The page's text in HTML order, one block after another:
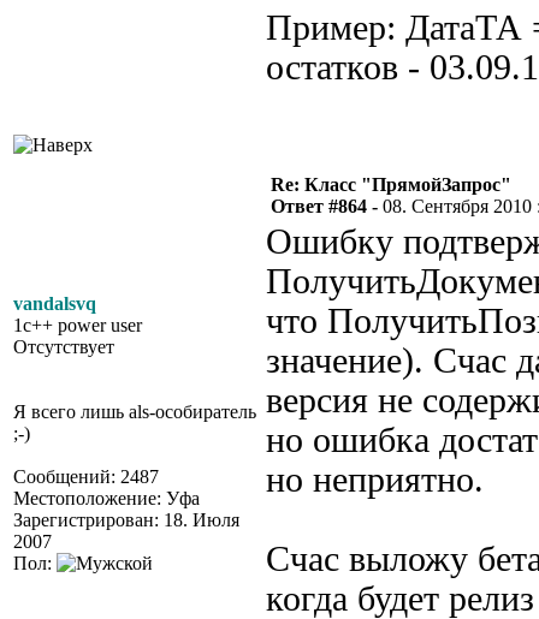
Пример: ДатаТА
остатков -
vandalsvq
1c++ power user
Отсутствует
Я всего лишь als-особиратель
;-)
Сообщений: 2487
Местоположение: Уфа
Зарегистрирован: 18. Июля
2007
Пол:
Re: Класс "ПрямойЗапрос"
Ответ #864 - 08. Сентября 2010
Ошибку
что
значение). Счас
версия не
но ошибка
но неприятно.
Счас выложу
когда будет